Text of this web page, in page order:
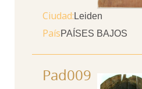
Ciudad Leiden
PaísPAÍSES BAJOS
Pad009